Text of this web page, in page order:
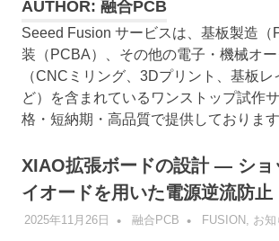
AUTHOR: 融合PCB
Seeed Fusion サービスは、基板製造（
装（PCBA）、その他の電子・機械オ
（CNCミリング、3Dプリント、基板
ど）を含まれているワンストップ試作
格・短納期・高品質で提供しております
XIAO拡張ボードの設計 — ショ
イオードを用いた電源逆流防止
2025年11月26日 融合PCB FUSION , お知